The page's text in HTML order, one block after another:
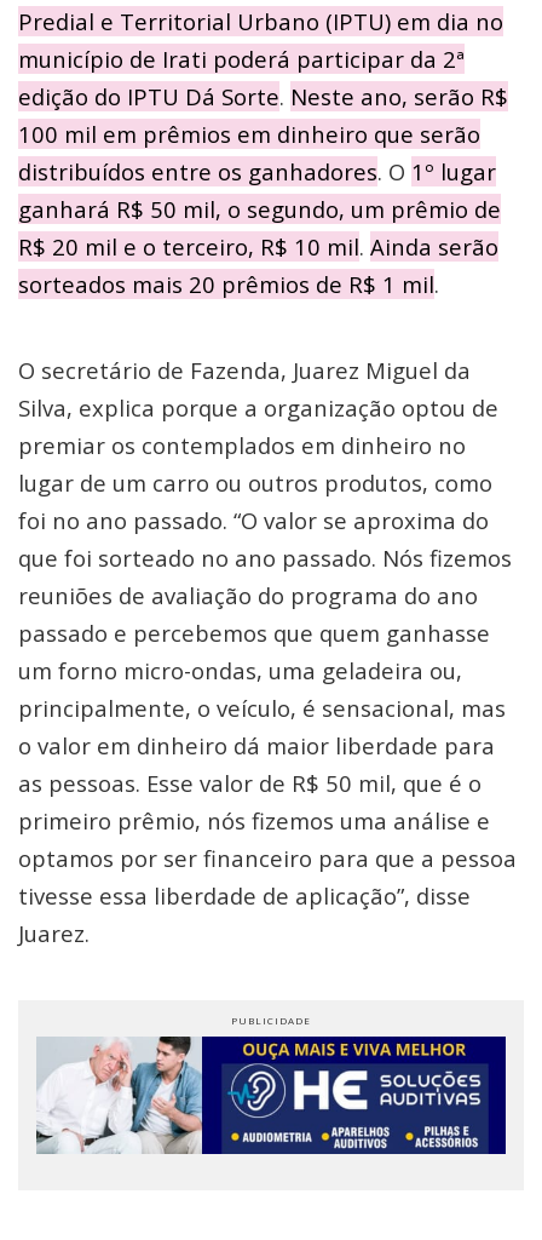
Predial e Territorial Urbano (IPTU) em dia no
município de Irati poderá participar da 2ª
edição do IPTU Dá Sorte. Neste ano, serão R$
100 mil em prêmios em dinheiro que serão
distribuídos entre os ganhadores. O 1º lugar
ganhará R$ 50 mil, o segundo, um prêmio de
R$ 20 mil e o terceiro, R$ 10 mil. Ainda serão
sorteados mais 20 prêmios de R$ 1 mil.
O secretário de Fazenda, Juarez Miguel da
Silva, explica porque a organização optou de
premiar os contemplados em dinheiro no
lugar de um carro ou outros produtos, como
foi no ano passado. “O valor se aproxima do
que foi sorteado no ano passado. Nós fizemos
reuniões de avaliação do programa do ano
passado e percebemos que quem ganhasse
um forno micro-ondas, uma geladeira ou,
principalmente, o veículo, é sensacional, mas
o valor em dinheiro dá maior liberdade para
as pessoas. Esse valor de R$ 50 mil, que é o
primeiro prêmio, nós fizemos uma análise e
optamos por ser financeiro para que a pessoa
tivesse essa liberdade de aplicação”, disse
Juarez.